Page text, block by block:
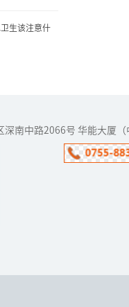
生该注意什
许多
达方
婴幼
这时
饿，
深南中路2066号 华能大厦